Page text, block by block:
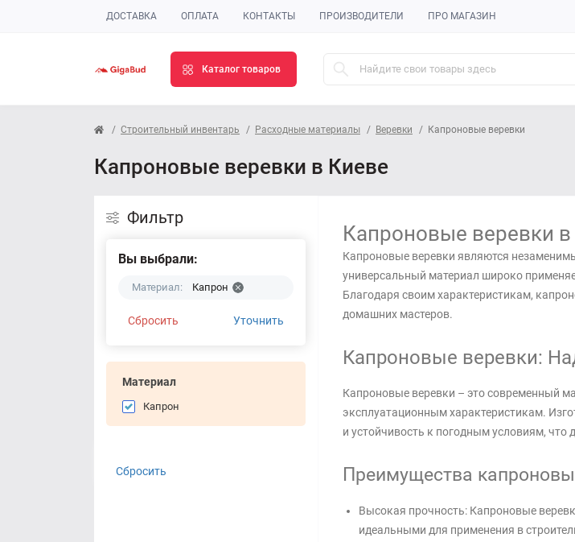
ДОСТАВКА ОПЛАТА КОНТАКТЫ ПРОИЗВОДИТЕЛИ ПРО МАГАЗИН
Каталог товаров
Строительный инвентарь Расходные материалы Веревки Капроновые веревки
Капроновые веревки в Киеве
Фильтр
Вы выбрали:
Материал: Капрон
Сбросить Уточнить
Материал
Капрон
Сбросить
Капроновые веревки
Капроновые веревки являются
универсальный материал широко
Благодаря своим характеристикам,
домашних мастеров.
Капроновые веревки:
Капроновые веревки – это современный
эксплуатационным характеристикам.
и устойчивость к погодным условиям,
Преимущества
Высокая прочность: Капроновые
идеальными для применения в